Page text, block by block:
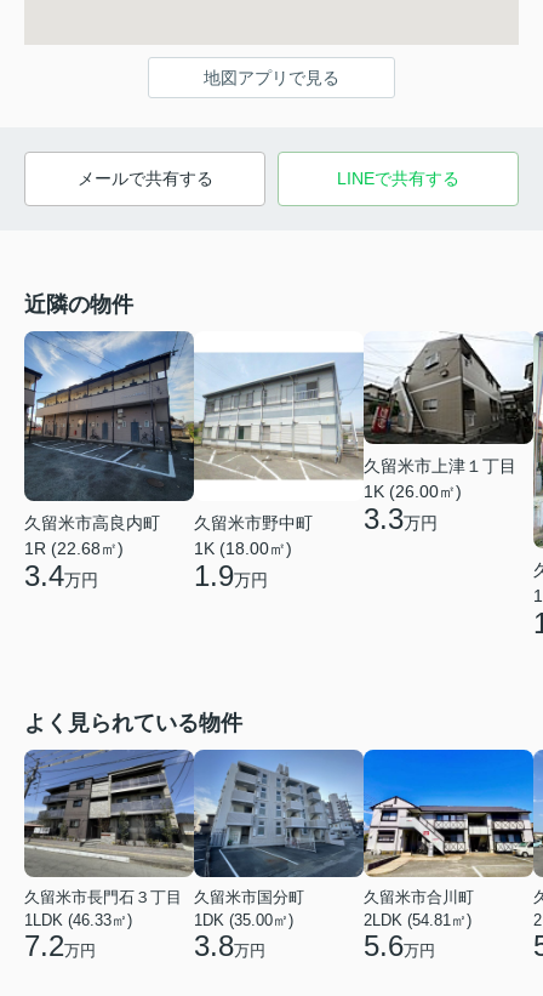
地図アプリで見る
メールで共有する LINEで共有する
近隣の物件
久留米市高良内町
1R (22.68㎡)
3.4万円
久留米市野中町
1K (18.00㎡)
1.9万円
久留米市上津１丁目
1K (26.00㎡)
3.3万円
よく見られている物件
久留米市長門石３丁目
1LDK (46.33㎡)
7.2万円
久留米市国分町
1DK (35.00㎡)
3.8万円
久留米市合川町
2LDK (54.81㎡)
5.6万円